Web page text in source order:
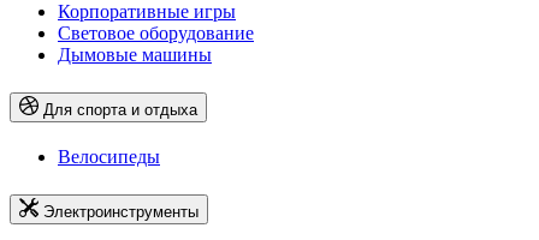
Корпоративные игры
Световое оборудование
Дымовые машины
Для спорта и отдыха
Велосипеды
Электроинструменты